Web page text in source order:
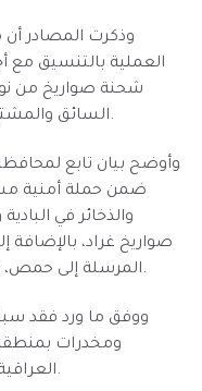
وذكرت المصادر أن
العملية بالتنسيق
شحنة صواريخ من
السائق والمشتبه بهم، وتقديمهم للمتابعة القضائية.
وأوضح بيان تابع
ضمن حملة أمنية
والذخائر في
صواريخ غراد، بالإضافة
المرسلة إلى حمص، مع توقيف طالبيها وتحويلهم للقضاء.
ووفق ما ورد فقد
ومخدرات بمنطقة
العراقية، بما فيها عشرات الصواريخ والطلائح.